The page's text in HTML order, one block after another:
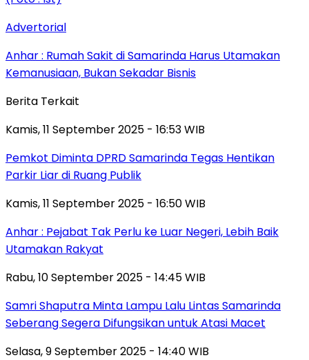
Advertorial
Anhar : Rumah Sakit di Samarinda Harus Utamakan
Kemanusiaan, Bukan Sekadar Bisnis
Berita Terkait
Kamis, 11 September 2025 - 16:53 WIB
Pemkot Diminta DPRD Samarinda Tegas Hentikan
Parkir Liar di Ruang Publik
Kamis, 11 September 2025 - 16:50 WIB
Anhar : Pejabat Tak Perlu ke Luar Negeri, Lebih Baik
Utamakan Rakyat
Rabu, 10 September 2025 - 14:45 WIB
Samri Shaputra Minta Lampu Lalu Lintas Samarinda
Seberang Segera Difungsikan untuk Atasi Macet
Selasa, 9 September 2025 - 14:40 WIB